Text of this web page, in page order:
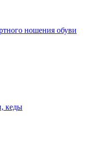
ношения обуви
кеды